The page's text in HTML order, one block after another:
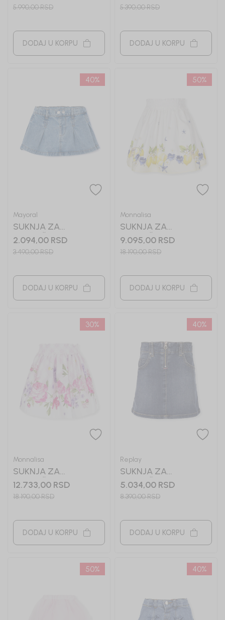
5.990,00RSD
DODAJ U KORPU
5.390,00RSD
DODAJ U KORPU
40%
Mayoral
SUKNJA ZA
DEVOJČICE MAYORAL
2.094,00 RSD
3.490,00RSD
DODAJ U KORPU
50%
Monnalisa
SUKNJA ZA
DEVOJČICE
MONNALISA
9.095,00 RSD
18.190,00RSD
DODAJ U KORPU
30%
Monnalisa
SUKNJA ZA
DEVOJČICE
MONNALISA
12.733,00 RSD
18.190,00RSD
DODAJ U KORPU
40%
Replay
SUKNJA ZA
DEVOJČICE REPLAY
5.034,00 RSD
8.390,00RSD
DODAJ U KORPU
50% 40%